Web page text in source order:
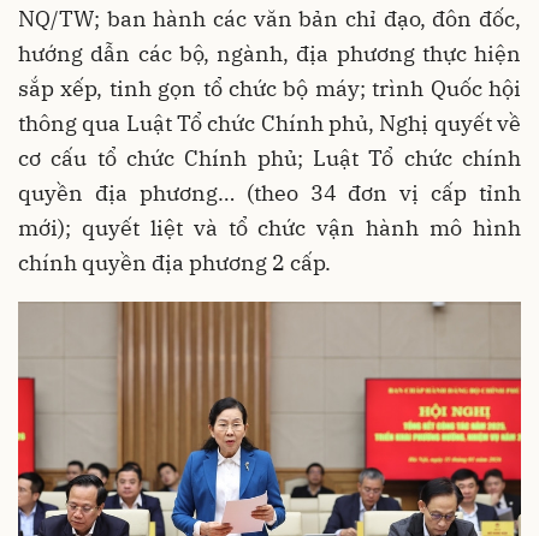
NQ/TW; ban hành các văn bản chỉ đạo, đôn đốc,
hướng dẫn các bộ, ngành, địa phương thực hiện
sắp xếp, tinh gọn tổ chức bộ máy; trình Quốc hội
thông qua Luật Tổ chức Chính phủ, Nghị quyết về
cơ cấu tổ chức Chính phủ; Luật Tổ chức chính
quyền địa phương… (theo 34 đơn vị cấp tỉnh
mới); quyết liệt và tổ chức vận hành mô hình
chính quyền địa phương 2 cấp.